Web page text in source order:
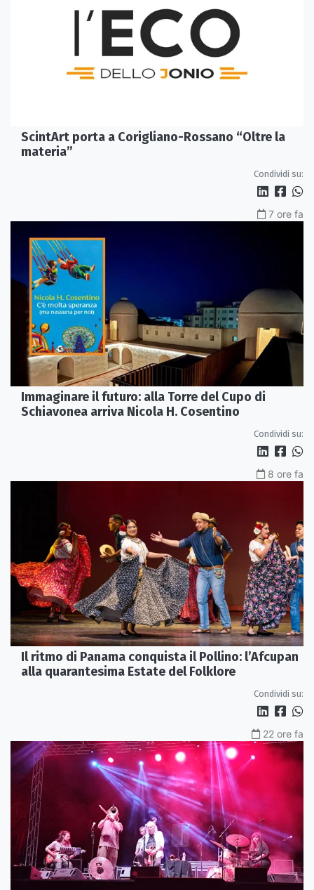
ScintArt porta a Corigliano-Rossano “Oltre la
materia”
Condividi su:
7 ore fa
Immaginare il futuro: alla Torre del Cupo di
Schiavonea arriva Nicola H. Cosentino
Condividi su:
8 ore fa
Il ritmo di Panama conquista il Pollino: l’Afcupan
alla quarantesima Estate del Folklore
Condividi su:
22 ore fa